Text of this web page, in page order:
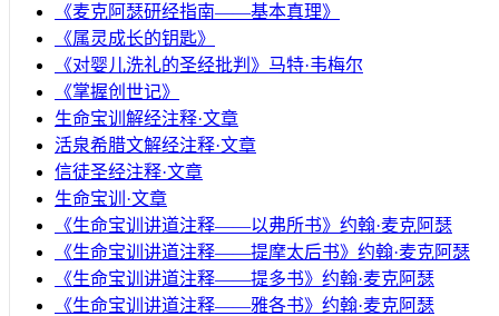
《麦克阿瑟研经指南——基本真理》
《属灵成长的钥匙》
《对婴儿洗礼的圣经批判》马特·韦梅尔
《掌握创世记》
生命宝训解经注释·文章
活泉希腊文解经注释·文章
信徒圣经注释·文章
生命宝训·文章
《生命宝训讲道注释——以弗所书》约翰·麦克阿瑟
《生命宝训讲道注释——提摩太后书》约翰·麦克阿瑟
《生命宝训讲道注释——提多书》约翰·麦克阿瑟
《生命宝训讲道注释——雅各书》约翰·麦克阿瑟